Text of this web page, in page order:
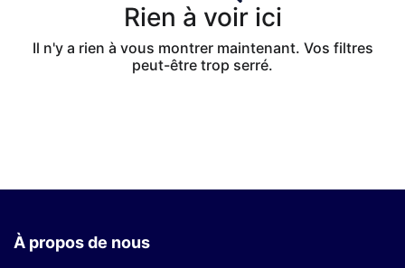
Rien à voir ici
Il n'y a rien à vous montrer maintenant. Vos filtres
peut-être trop serré.
À propos de nous